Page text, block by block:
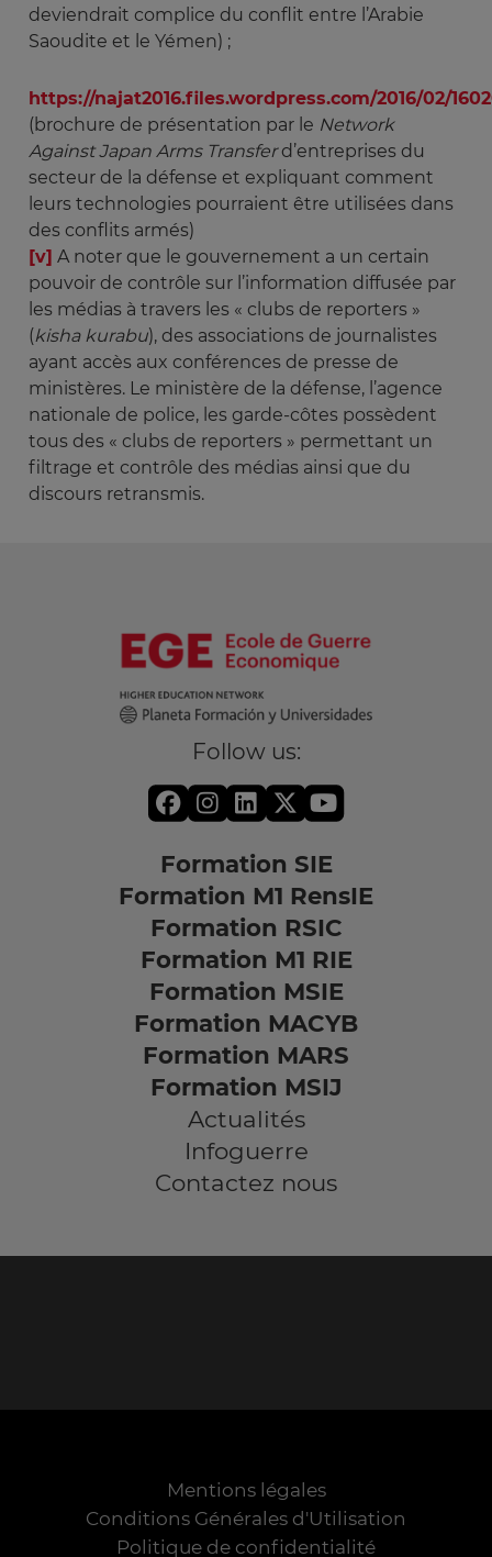
deviendrait complice du conflit entre l’Arabie
Saoudite et le Yémen) ;
https://najat2016.files.wordpress.com/2016/02/
(brochure de présentation par le Network
Against Japan Arms Transfer d’entreprises du
secteur de la défense et expliquant comment
leurs technologies pourraient être utilisées dans
des conflits armés)
[v] A noter que le gouvernement a un certain
pouvoir de contrôle sur l’information diffusée par
les médias à travers les « clubs de reporters »
(kisha kurabu), des associations de journalistes
ayant accès aux conférences de presse de
ministères. Le ministère de la défense, l’agence
nationale de police, les garde-côtes possèdent
tous des « clubs de reporters » permettant un
filtrage et contrôle des médias ainsi que du
discours retransmis.
Follow us:
Formation SIE
Formation M1 RensIE
Formation RSIC
Formation M1 RIE
Formation MSIE
Formation MACYB
Formation MARS
Formation MSIJ
Actualités
Infoguerre
Contactez nous
Mentions légales
Conditions Générales d'Utilisation
Politique de confidentialité